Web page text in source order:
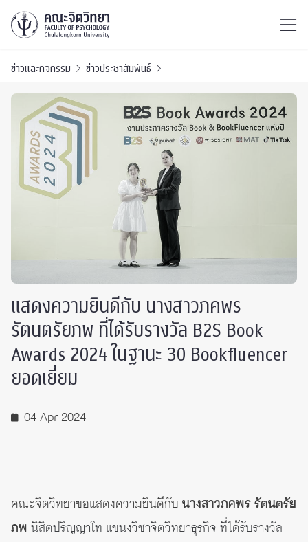
ข่าวและกิจกรรม ข่าวประชาสัมพันธ์
แสดงความยินดีกับ นางสาวภคพร
รัตนตรัยภพ ที่ได้รับรางวัล B2S Book
Awards 2024 ในฐานะ 30 Bookfluencer
ยอดเยี่ยม
04 Apr 2024
คณะจิตวิทยาขอแสดงความยินดีกับ นางสาวภคพร รัตนตรัย
ภพ นิสิตปริญญาโท แขนงวิชาจิตวิทยาธุรกิจ ที่ได้รับรางวัล